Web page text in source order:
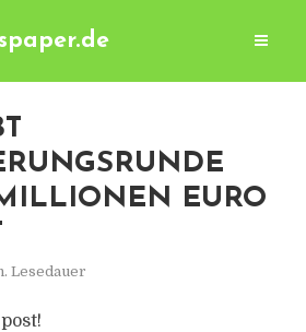
EURO
Lesedauer